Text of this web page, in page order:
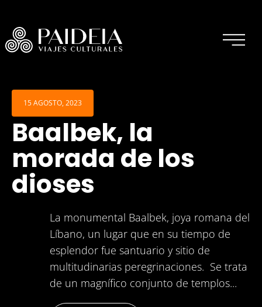
Inicio
Experiencias actuales
Experiencias vividas
Sobre Paideia
Blog
15 AGOSTO, 2023
Baalbek, la
morada de los
dioses
La monumental Baalbek, joya romana del
Líbano, un lugar que en su tiempo de
esplendor fue santuario y sitio de
multitudinarias peregrinaciones. Se trata
de un magnífico conjunto de templos...